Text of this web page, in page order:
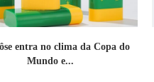
entra no clima da Copa do
Mundo e...